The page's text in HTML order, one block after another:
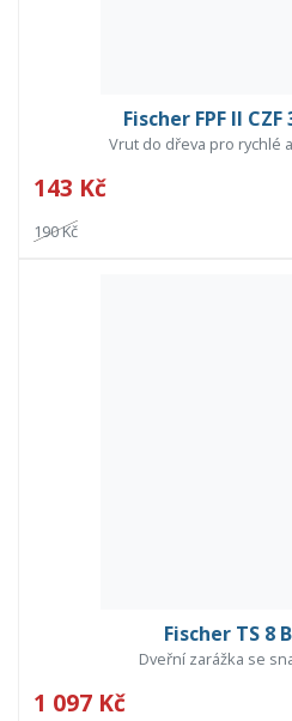
Fischer FPF II CZF
Vrut do dřeva pro rychlé
143 Kč
190 Kč
Fischer TS 8
Dveřní zarážka se
1 097 Kč